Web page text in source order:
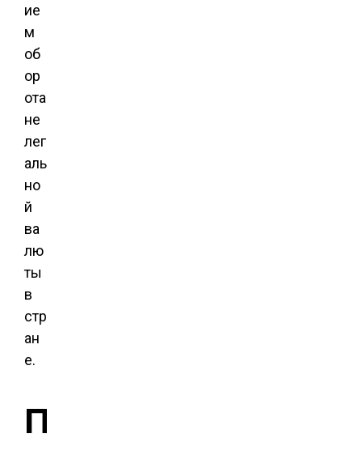
ие
м
об
ор
ота
не
лег
аль
но
й
ва
лю
ты
в
стр
ан
е.
П